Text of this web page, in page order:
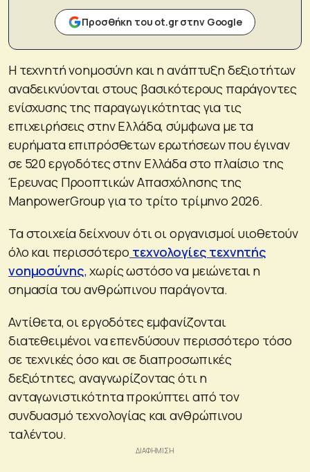
Προσθήκη του ot.gr στην Google
Η τεχνητή νοημοσύνη και η ανάπτυξη δεξιοτήτων
αναδεικνύονται στους βασικότερους παράγοντες
ενίσχυσης της παραγωγικότητας για τις
επιχειρήσεις στην Ελλάδα, σύμφωνα με τα
ευρήματα επιπρόσθετων ερωτήσεων που έγιναν
σε 520 εργοδότες στην Ελλάδα στο πλαίσιο της
Έρευνας Προοπτικών Απασχόλησης της
ManpowerGroup για το τρίτο τρίμηνο 2026.
Τα στοιχεία δείχνουν ότι οι οργανισμοί υιοθετούν
όλο και περισσότερο τεχνολογίες τεχνητής
νοημοσύνης, χωρίς ωστόσο να μειώνεται η
σημασία του ανθρώπινου παράγοντα.
Αντίθετα, οι εργοδότες εμφανίζονται
διατεθειμένοι να επενδύσουν περισσότερο τόσο
σε τεχνικές όσο και σε διαπροσωπικές
δεξιότητες, αναγνωρίζοντας ότι η
ανταγωνιστικότητα προκύπτει από τον
συνδυασμό τεχνολογίας και ανθρώπινου
ταλέντου.